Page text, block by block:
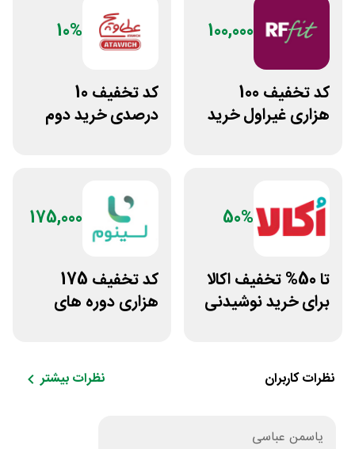
100,000
کد تخفیف 100
هزاری غیراول خرید
10%
کد تخفیف 10
درصدی خرید دوم
50%
تا 50% تخفیف اکالا
برای خرید نوشیدنی
175,000
کد تخفیف 175
هزاری دوره های
نظرات کاربران نظرات بیشتر
یاسمن عباسی